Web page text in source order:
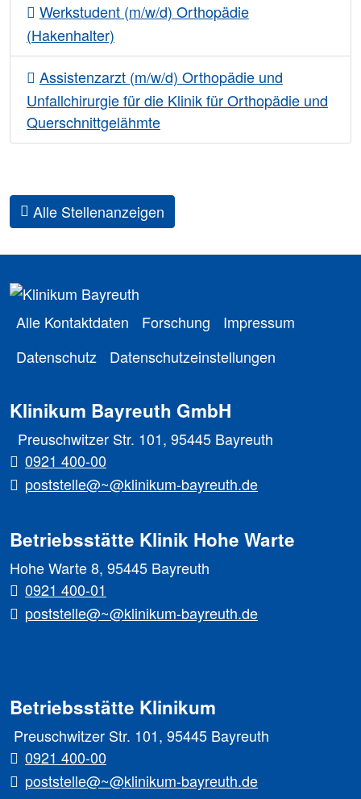
Werkstudent (m/w/d) Orthopädie
(Hakenhalter)
Assistenzarzt (m/w/d) Orthopädie und
Unfallchirurgie für die Klinik für Orthopädie und
Querschnittgelähmte
Alle Stellenanzeigen
Alle Kontaktdaten Forschung
Impressum
Datenschutz
Datenschutzeinstellungen
Klinikum Bayreuth GmbH
Preuschwitzer Str. 101, 95445 Bayreuth
0921 400-00
poststelle@~@klinikum-bayreuth.de
Betriebsstätte Klinik Hohe Warte
Hohe Warte 8, 95445 Bayreuth
0921 400-01
poststelle@~@klinikum-bayreuth.de
Betriebsstätte Klinikum
Preuschwitzer Str. 101, 95445 Bayreuth
0921 400-00
poststelle@~@klinikum-bayreuth.de